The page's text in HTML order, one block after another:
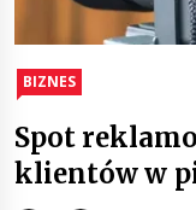
BIZNES
Spot
klientów w